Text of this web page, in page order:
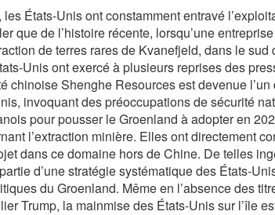
États-Unis ont constamment entravé
que de l’histoire récente, lorsqu’une
de terres rares de Kvanefjeld, dans le sud
Unis ont exercé à plusieurs reprises des
chinoise Shenghe Resources est devenue
invoquant des préoccupations de sécurité
pour pousser le Groenland à adopter en
l’extraction minière. Elles ont directement
dans ce domaine hors de Chine. De telles
d’une stratégie systématique des États-
du Groenland. Même en l’absence des
Trump, la mainmise des États-Unis sur l’île